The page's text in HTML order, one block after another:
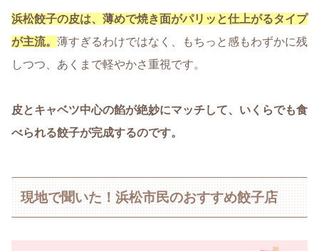
浜松餃子の皮は、 薄めで焼き面がパリッと仕上がるタイプ
が主流。 薄すぎるわけではなく、もちっと感もわずかに残
しつつ、あくまで軽やかさ重視です。
皮とキャベツ中心の餡が絶妙にマッチして、いくらでも食
べられる餃子が完成するのです。
現地で聞いた！浜松市民のおすすめ餃子店